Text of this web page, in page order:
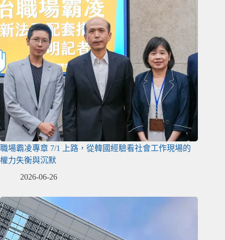
職場霸凌專章 7/1 上路，從韓國經驗看社會工作現場的
權力失衡與沉默
2026-06-26